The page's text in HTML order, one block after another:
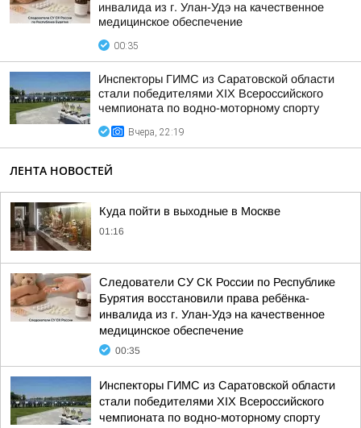
инвалида из г. Улан-Удэ на качественное
медицинское обеспечение
00:35
Инспекторы ГИМС из Саратовской области
стали победителями XIX Всероссийского
чемпионата по водно-моторному спорту
Вчера, 22:19
ЛЕНТА НОВОСТЕЙ
Куда пойти в выходные в Москве
01:16
Следователи СУ СК России по Республике
Бурятия восстановили права ребёнка-
инвалида из г. Улан-Удэ на качественное
медицинское обеспечение
00:35
Инспекторы ГИМС из Саратовской области
стали победителями XIX Всероссийского
чемпионата по водно-моторному спорту